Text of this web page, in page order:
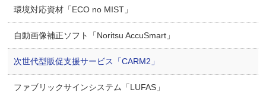
環境対応資材「ECO no MIST」
自動画像補正ソフト「Noritsu AccuSmart」
次世代型販促支援サービス「CARM2」
ファブリックサインシステム「LUFAS」